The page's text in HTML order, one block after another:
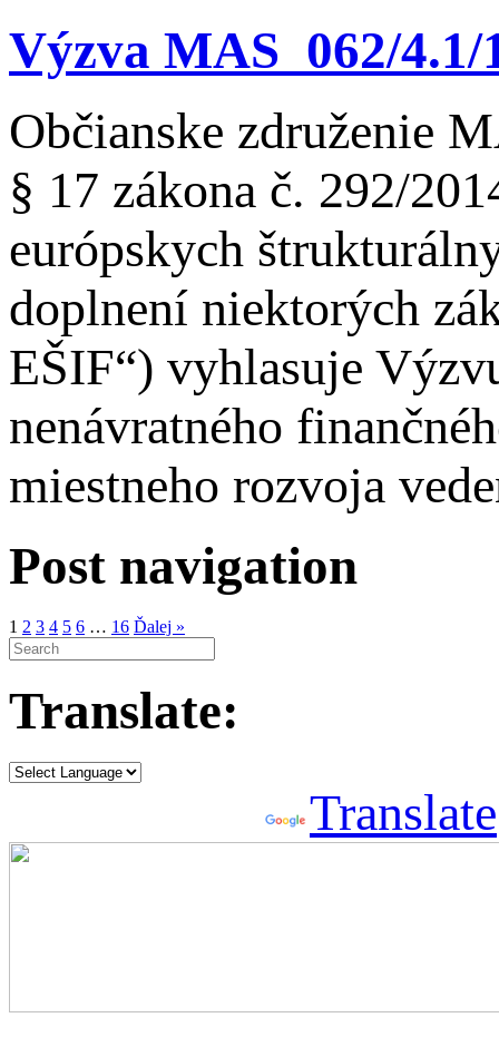
Výzva MAS_062/
Občianske združenie
§ 17 zákona č. 292/
európskych
doplnení niektorých
EŠIF“) vyhlasuje
nenávratného
miestneho rozvoja
Post navigation
1 2 3 4 5 6 … 16 Ďalej »
Translate:
Translate